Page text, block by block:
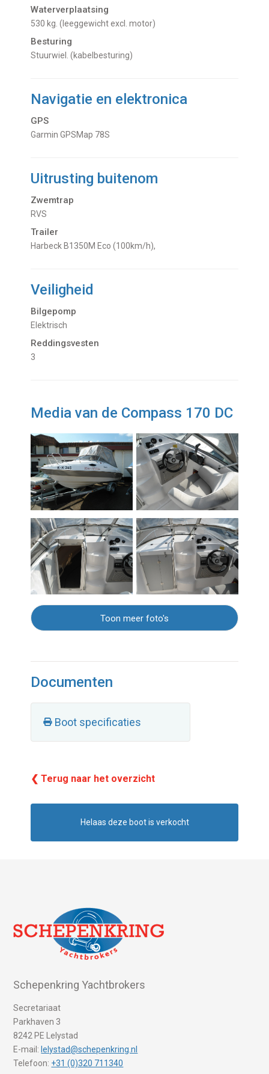
Waterverplaatsing
530 kg. (leeggewicht excl. motor)
Besturing
Stuurwiel. (kabelbesturing)
Navigatie en elektronica
GPS
Garmin GPSMap 78S
Uitrusting buitenom
Zwemtrap
RVS
Trailer
Harbeck B1350M Eco (100km/h),
Veiligheid
Bilgepomp
Elektrisch
Reddingsvesten
3
Media van de Compass 170 DC
Toon meer foto's
Documenten
Boot specificaties
❮ Terug naar het overzicht
Helaas deze boot is verkocht
Schepenkring Yachtbrokers
Secretariaat
Parkhaven 3
8242 PE Lelystad
E-mail: lelystad@schepenkring.nl
Telefoon: +31 (0)320 711340